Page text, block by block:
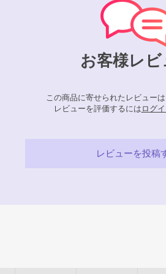
お客様レビ
この商品に寄せられたレビューは
レビューを評価するには ログ
レビューを投稿